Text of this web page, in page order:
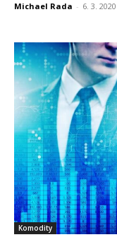
Michael Rada - 6. 3. 2020
Komodity